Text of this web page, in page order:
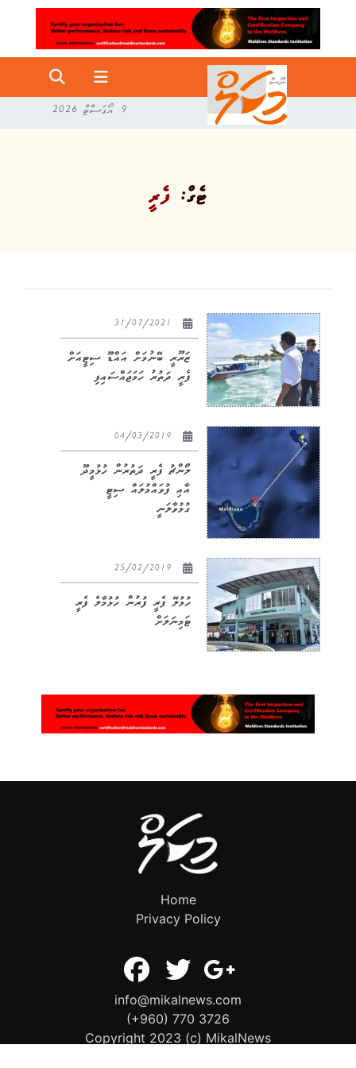
9 އޯގަސްޓް 2026
ޓެގް: ފެރީ
ޒަރޫރީ ބޭނުމަށް އައްޑޫ ސިޓީއަށް
ފެރީ ދަތުރު ހަމަޖައްސައިފި
ލޯންޗު ފެރީ ދަތުރުން ހުޅުމީދޫ
އާއި ފުވައްމުލައް ސިޓީ
ގުޅުވާލަނީ
ހުޅުލޭ ފެރީ ފުރުން ހުޅުމާލެ ފެރީ
ޓަމިނަލަށް
info@mikalnews.com
(+960) 770 3726
Home
Privacy Policy
Copyright 2023 (c) MikalNews